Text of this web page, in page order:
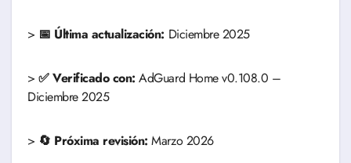
> 📅 Última actualización: Diciembre 2025
>✅ Verificado con: AdGuard Home v0.108.0 –
Diciembre 2025
> 🔄 Próxima revisión: Marzo 2026